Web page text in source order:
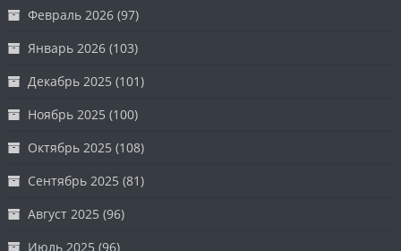
Февраль 2026 (97)
Январь 2026 (103)
Декабрь 2025 (101)
Ноябрь 2025 (100)
Октябрь 2025 (108)
Сентябрь 2025 (81)
Август 2025 (96)
Июль 2025 (96)